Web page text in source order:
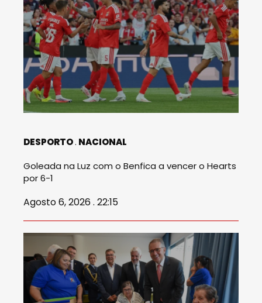
DESPORTO NACIONAL
Goleada na Luz com o Benfica a vencer o Hearts
por 6-1
Agosto 6, 2026 . 22:15